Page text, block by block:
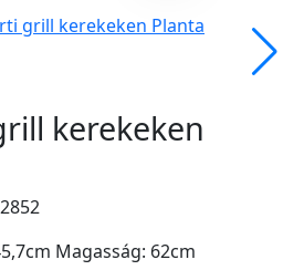
kerekeken
Magasság: 62cm